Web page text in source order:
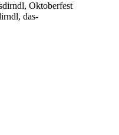
Oktoberfest
das-